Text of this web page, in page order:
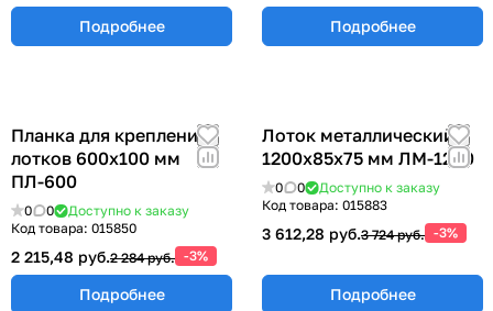
Подробнее Подробнее
Планка для крепления
лотков 600х100 мм
ПЛ-600
0 0
Доступно к заказу
Код товара: 015850
2 215,48 руб.2 284 руб. -3%
Подробнее
Лоток металлический
1200х85х75 мм ЛМ-1200
0 0
Доступно к заказу
Код товара: 015883
3 612,28 руб.3 724 руб. -3%
Подробнее